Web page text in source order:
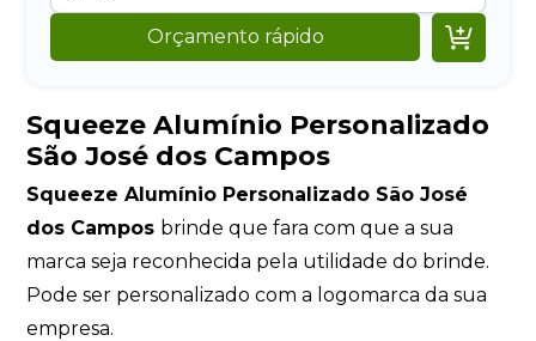
Orçamento rápido 
Squeeze Alumínio Personalizado
São José dos Campos
Squeeze Alumínio Personalizado São José
dos Campos brinde que fara com que a sua
marca seja reconhecida pela utilidade do brinde.
Pode ser personalizado com a logomarca da sua
empresa.